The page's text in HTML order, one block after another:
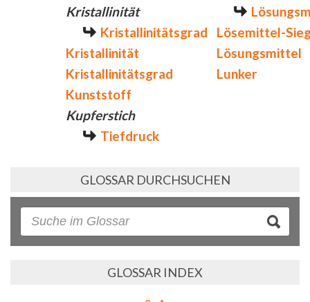
Kristallinität
Kristallinitätsgrad
Kristallinität
Kristallinitätsgrad
Kunststoff
Kupferstich
Tiefdruck
Lösemittel-
Lösungsmittel
Lunker
GLOSSAR DURCHSUCHEN
GLOSSAR INDEX